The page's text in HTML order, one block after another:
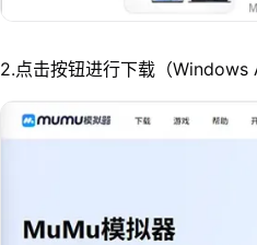
2.点击按钮进行下载（Windows